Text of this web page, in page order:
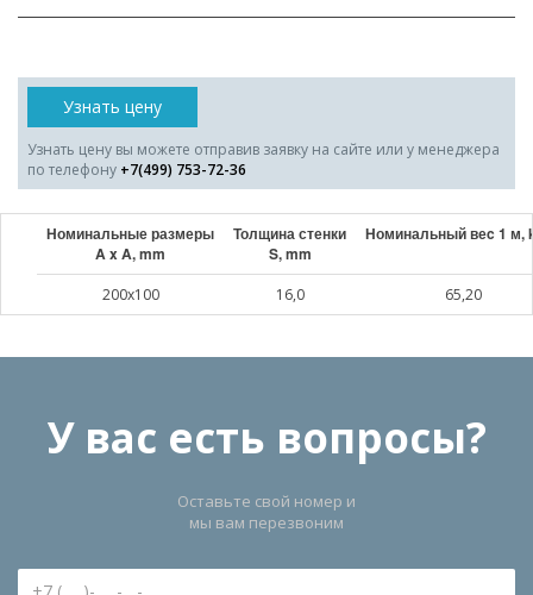
Узнать цену
Узнать цену вы можете отправив заявку на сайте или у менеджера
по телефону +7(499) 753-72-36
Номинальные размеры
A x A, mm
Толщина стенки
S, mm
Номинальный веc 1 м,
200x100 16,0 65,20
У вас есть вопросы?
Оставьте свой номер и
мы вам перезвоним